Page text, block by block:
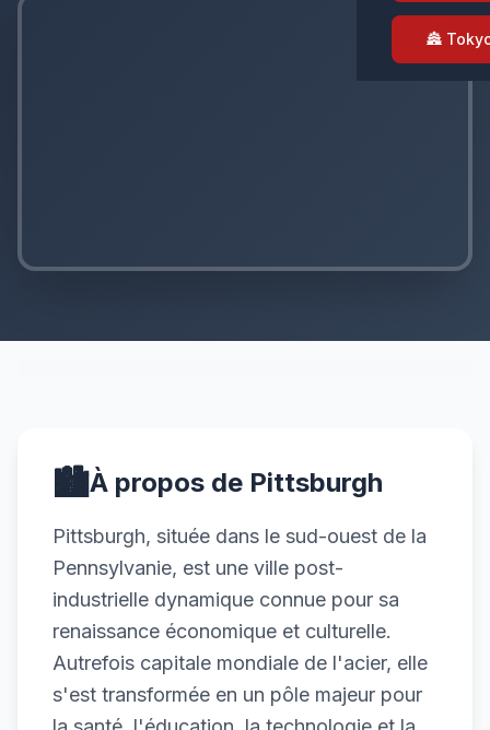
🏯
🏙️À propos de Pittsburgh
Pittsburgh, située dans le sud-ouest de la
Pennsylvanie, est une ville post-
industrielle dynamique connue pour sa
renaissance économique et culturelle.
Autrefois capitale mondiale de l'acier, elle
s'est transformée en un pôle majeur pour